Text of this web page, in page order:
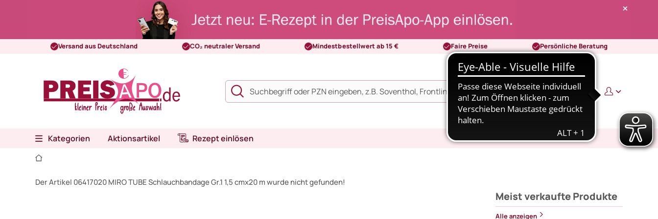
Versand aus Deutschland CO₂ neutraler Versand Mindestbestellwert ab 15 € Faire Preise Persönliche Beratung
0 0,00 €
Kategorien Aktionsartikel Rezept einlösen
Der Artikel 06417020 MIRO TUBE Schlauchbandage Gr.1 1,5 cmx20 m wurde nicht gefunden!
Meist verkaufte Produkte
Alle anzeigen